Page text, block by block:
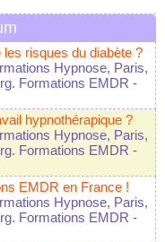
risques du diabète ?
Hypnose, Paris,
Formations EMDR -
hypnothérapique ?
Hypnose, Paris,
Formations EMDR -
EMDR en France !
Hypnose, Paris,
Formations EMDR -